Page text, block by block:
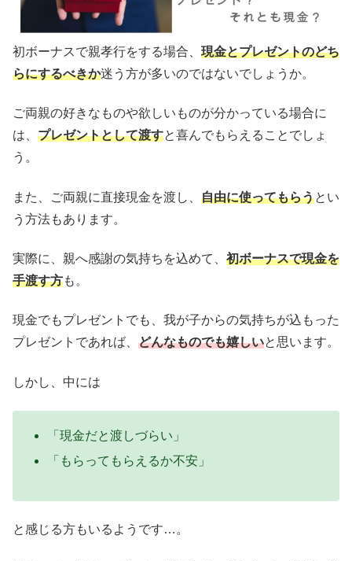
初ボーナスで親孝行をする場合、 現金とプレゼントのどち
らにするべきか迷う方が多いのではないでしょうか。
ご両親の好きなものや欲しいものが分かっている場合に
は、 プレゼントとして渡すと喜んでもらえることでしょ
う。
また、ご両親に直接現金を渡し、 自由に使ってもらうとい
う方法もあります。
実際に、親へ感謝の気持ちを込めて、 初ボーナスで現金を
手渡す方も。
現金でもプレゼントでも、我が子からの気持ちが込もった
プレゼントであれば、 どんなものでも嬉しいと思います。
しかし、中には
「現金だと渡しづらい」
「もらってもらえるか不安」
と感じる方もいるようです…。